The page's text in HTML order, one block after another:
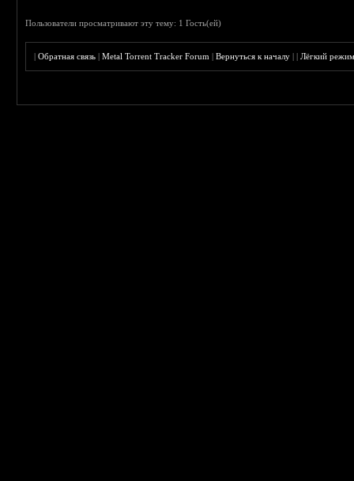
Пользователи просматривают эту тему: 1 Гость(ей)
|Обратная связь |Metal Torrent Tracker Forum |Вернуться к началу ||Лёгкий